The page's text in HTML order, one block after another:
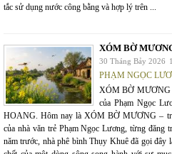
tắc sử dụng nước công bằng và hợp lý trên ...
XÓM BỜ
30 Tháng Bảy 2026
PHẠM NGỌC
XÓM BỜ MƯƠNG
của Phạm Ngọc
HOANG. Hôm nay là XÓM BỜ MƯƠNG –
của nhà văn trẻ Phạm Ngọc Lương, từng
năm trước, nhà phê bình Thụy Khuê đã gọi